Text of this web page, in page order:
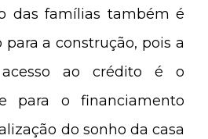
das famílias também é
a construção, pois a
ao crédito é o
para o financiamento
do sonho da casa